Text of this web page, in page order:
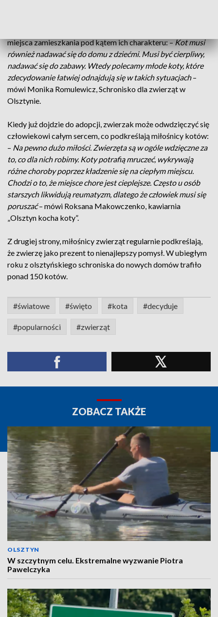
miejsca zamieszkania pod kątem ich charakteru: –Kot musi
również nadawać się do domu z dziećmi. Musi być cierpliwy,
nadawać się do zabawy. Wtedy polecamy młode koty, które
zdecydowanie łatwiej odnajdują się w takich sytuacjach–
mówi Monika Romulewicz, Schronisko dla zwierząt w
Olsztynie.
Kiedy już dojdzie do adopcji, zwierzak może odwdzięczyć się
człowiekowi całym sercem, co podkreślają miłośnicy kotów:
– Na pewno dużo miłości. Zwierzęta są w ogóle wdzięczne za
to, co dla nich robimy. Koty potrafią mruczeć, wykrywają
różne choroby poprzez kładzenie się na ciepłym miejscu.
Chodzi o to, że miejsce chore jest cieplejsze. Często u osób
starszych likwidują reumatyzm, dlatego że człowiek musi się
poruszać– mówi Roksana Makowczenko, kawiarnia
„Olsztyn kocha koty”.
Z drugiej strony, miłośnicy zwierząt regularnie podkreślają,
że zwierzę jako prezent to nienajlepszy pomysł. W ubiegłym
roku z olsztyńskiego schroniska do nowych domów trafiło
ponad 150 kotów.
#światowe #święto #kota #decyduje
#popularności #zwierząt
ZOBACZ TAKŻE
OLSZTYN
W szczytnym celu. Ekstremalne wyzwanie Piotra
Pawelczyka